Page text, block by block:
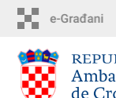
content